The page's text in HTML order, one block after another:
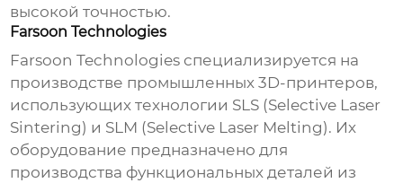
высокой точностью.
Farsoon Technologies
Farsoon Technologies специализируется на
производстве промышленных 3D-принтеров,
использующих технологии SLS (Selective Laser
Sintering) и SLM (Selective Laser Melting). Их
оборудование предназначено для
производства функциональных деталей из